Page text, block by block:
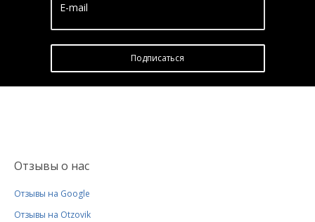
E-mail
Подписатьcя
Отзывы о нас
Отзывы на Google
Отзывы на Otzovik